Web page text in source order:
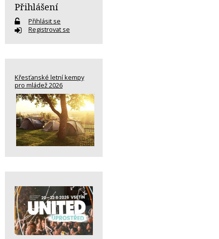
Přihlášení
Přihlásit se
Registrovat se
Křesťanské letní kempy
pro mládež 2026